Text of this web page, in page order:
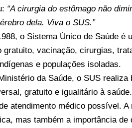
“A cirurgia do estômago não
dela. Viva o SUS.”
o Sistema Único de Saúde é
gratuito, vacinação, cirurgias,
e populações isoladas.
da Saúde, o SUS
gratuito e igualitário à
atendimento médico possível.
mas também a importância